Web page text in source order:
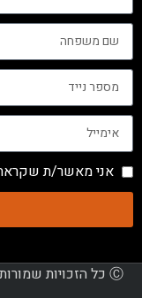
אני מאשר/ת
Ⓒ כל הזכויות שמורות לאל הארץ בע"מ. Produced by